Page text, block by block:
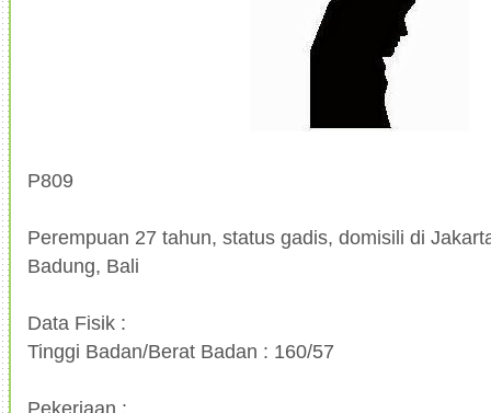
P809
Perempuan 27 tahun, status gadis, domisili di
Badung, Bali
Data Fisik :
Tinggi Badan/Berat Badan : 160/57
Pekerjaan :